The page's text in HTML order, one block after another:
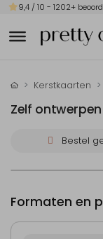
9,4 / 10 - 1202+
Kerstkaarten
Zelf
Bestel
Formaten en